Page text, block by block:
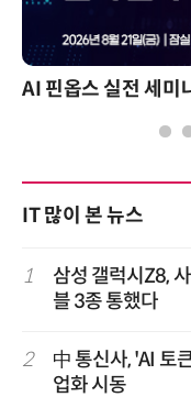
AI 핀옵스 실전 세미
IT 많이 본 뉴스
1
삼성 갤럭시Z8,
블 3종 통했다
2
中 통신사, 'AI 토
업화 시동